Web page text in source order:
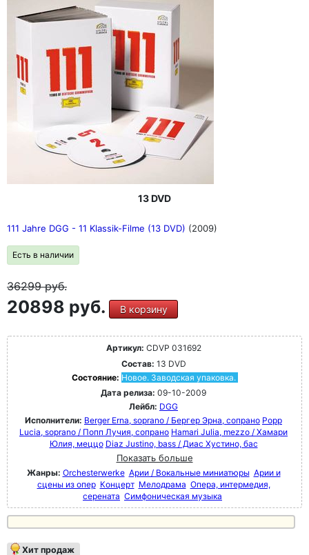
13 DVD
111 Jahre DGG - 11 Klassik-Filme (13 DVD) (2009)
Есть в наличии
36299руб.
20898 руб. В корзину
Артикул: CDVP 031692
Состав: 13 DVD
Состояние: Новое. Заводская упаковка.
Дата релиза: 09-10-2009
Лейбл: DGG
Исполнители: Berger Erna, soprano / Бергер Эрна, сопрано Popp
Lucia, soprano / Попп Лучия, сопрано Hamari Julia, mezzo / Хамари
Юлия, меццо Diaz Justino, bass / Диас Хустино, бас
Показать больше
Жанры: Orchesterwerke Арии / Вокальные миниатюры Арии и
сцены из опер Концерт Мелодрама Опера, интермедия,
серената Симфоническая музыка
Хит продаж